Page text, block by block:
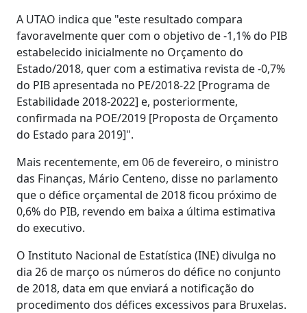
A UTAO indica que "este resultado compara
favoravelmente quer com o objetivo de -1,1% do PIB
estabelecido inicialmente no Orçamento do
Estado/2018, quer com a estimativa revista de -0,7%
do PIB apresentada no PE/2018-22 [Programa de
Estabilidade 2018-2022] e, posteriormente,
confirmada na POE/2019 [Proposta de Orçamento
do Estado para 2019]".
Mais recentemente, em 06 de fevereiro, o ministro
das Finanças, Mário Centeno, disse no parlamento
que o défice orçamental de 2018 ficou próximo de
0,6% do PIB, revendo em baixa a última estimativa
do executivo.
O Instituto Nacional de Estatística (INE) divulga no
dia 26 de março os números do défice no conjunto
de 2018, data em que enviará a notificação do
procedimento dos défices excessivos para Bruxelas.